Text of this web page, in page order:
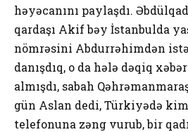
həyəcanını paylaşdı.
qardaşı Akif bəy İstanbulda
nömrəsini Abdurrəhimdən
danışdıq, o da hələ dəqiq
almışdı, sabah
gün Aslan dedi, Türkiyədə
telefonuna zəng vurub, bir